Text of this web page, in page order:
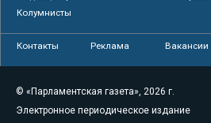
Колумнисты
Контакты Реклама Вакансии
© «Парламентская газета», 2026 г.
Электронное периодическое издание